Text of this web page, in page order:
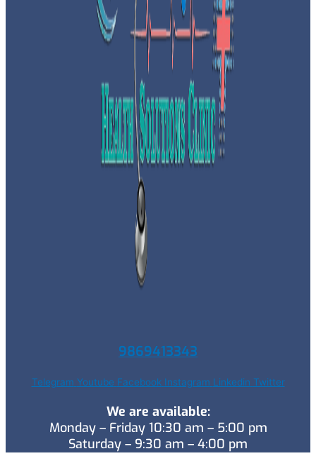
9869413343
Telegram Youtube Facebook Instagram Linkedin Twitter
We are available:
Monday – Friday 10:30 am – 5:00 pm
Saturday – 9:30 am – 4:00 pm